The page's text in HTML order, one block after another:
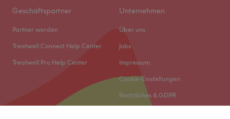
Geschäftspartner
Partner werden
Treatwell Connect Help Center
Treatwell Pro Help Center
Unternehmen
Über uns
Jobs
Impressum
Cookie-Einstellungen
Rechtliches & GDPR